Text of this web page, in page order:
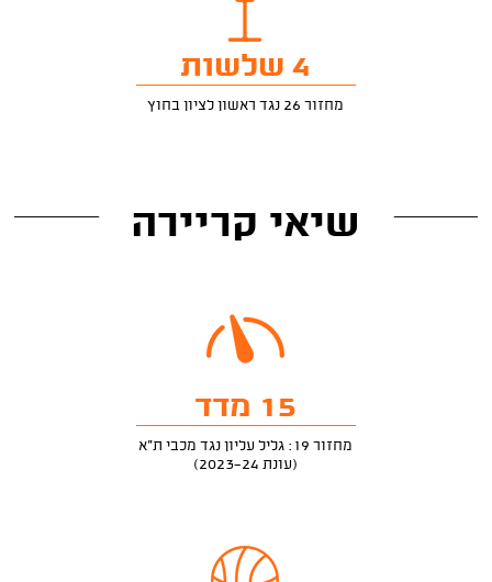
4 שלשות
מחזור 26 נגד ראשון לציון בחוץ
שיאי קריירה
15 מדד
מחזור 19: גליל עליון נגד מכבי ת"א
(עונת 2023-24)